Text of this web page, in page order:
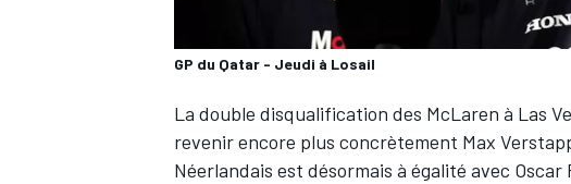
WEC
GP du Qatar - Jeudi à Losail
La double disqualification des McLaren à Las
revenir encore plus concrètement Max
Néerlandais est désormais à égalité avec Oscar